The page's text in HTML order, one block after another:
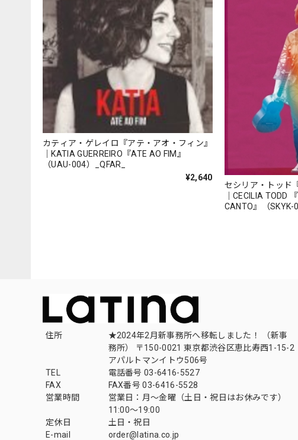
カティア・ゲレイロ『アテ・アオ・フィン』
｜KATIA GUERREIRO『ATE AO FIM』
（UAU-004）_QFAR_
¥2,640
セシリア・トッド
｜CECILIA TODD
CANTO』（SKYK-
住所
★2024年2月新事務所へ移転しました！ （新事
務所） 〒150-0021 東京都渋谷区恵比寿西1-15-2
アパルトマンイトウ506号
TEL
電話番号 03-6416-5527
FAX
FAX番号 03-6416-5528
営業時間
営業日：月〜金曜（土日・祝日はお休みです）
11:00〜19:00
定休日
土日・祝日
E-mail
order@latina.co.jp